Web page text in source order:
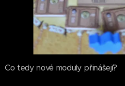
Co tedy nové moduly přinášejí?